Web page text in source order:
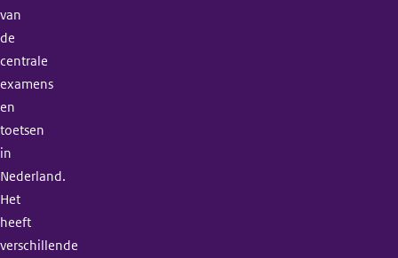
van
de
centrale
examens
en
toetsen
in
Nederland.
Het
heeft
verschillende